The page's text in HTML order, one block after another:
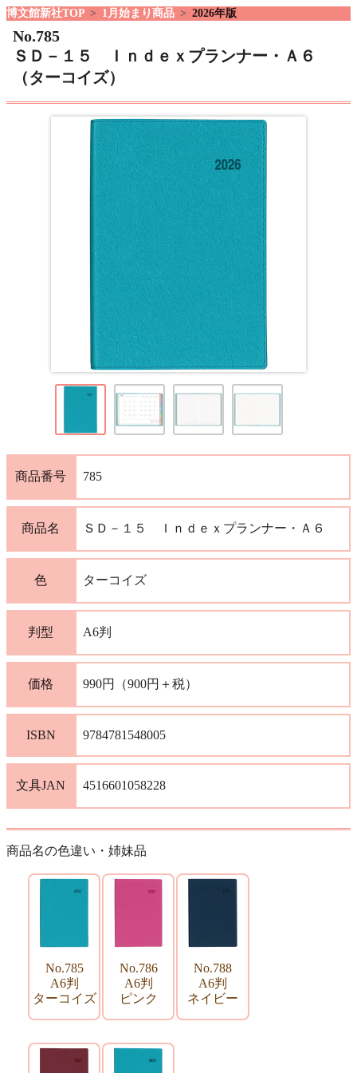
博文館新社TOP 1月始まり商品 2026年版
No.785
ＳＤ－１５ Ｉｎｄｅｘプランナー・Ａ６
（ターコイズ）
商品番号 785
商品名 ＳＤ－１５ Ｉｎｄｅｘプランナー・Ａ６
色 ターコイズ
判型 A6判
価格 990円（900円＋税）
ISBN 9784781548005
文具JAN 4516601058228
商品名の色違い・姉妹品
No.785
A6判
ターコイズ
No.786
A6判
ピンク
No.788
A6判
ネイビー